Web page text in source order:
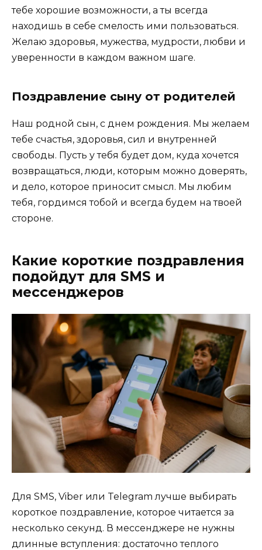
тебе хорошие возможности, а ты всегда
находишь в себе смелость ими пользоваться.
Желаю здоровья, мужества, мудрости, любви и
уверенности в каждом важном шаге.
Поздравление сыну от родителей
Наш родной сын, с днем рождения. Мы желаем
тебе счастья, здоровья, сил и внутренней
свободы. Пусть у тебя будет дом, куда хочется
возвращаться, люди, которым можно доверять,
и дело, которое приносит смысл. Мы любим
тебя, гордимся тобой и всегда будем на твоей
стороне.
Какие короткие поздравления
подойдут для SMS и
мессенджеров
Для SMS, Viber или Telegram лучше выбирать
короткое поздравление, которое читается за
несколько секунд. В мессенджере не нужны
длинные вступления: достаточно теплого